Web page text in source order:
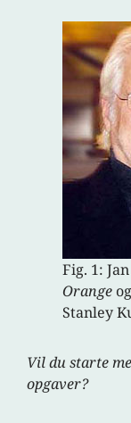
Fig. 1:
Orange
Stanley
Vil du starte
opgaver?